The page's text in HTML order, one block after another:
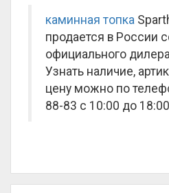
каминная топка
продается в России
официального
Узнать наличие,
цену можно по
88-83 с 10:00 до